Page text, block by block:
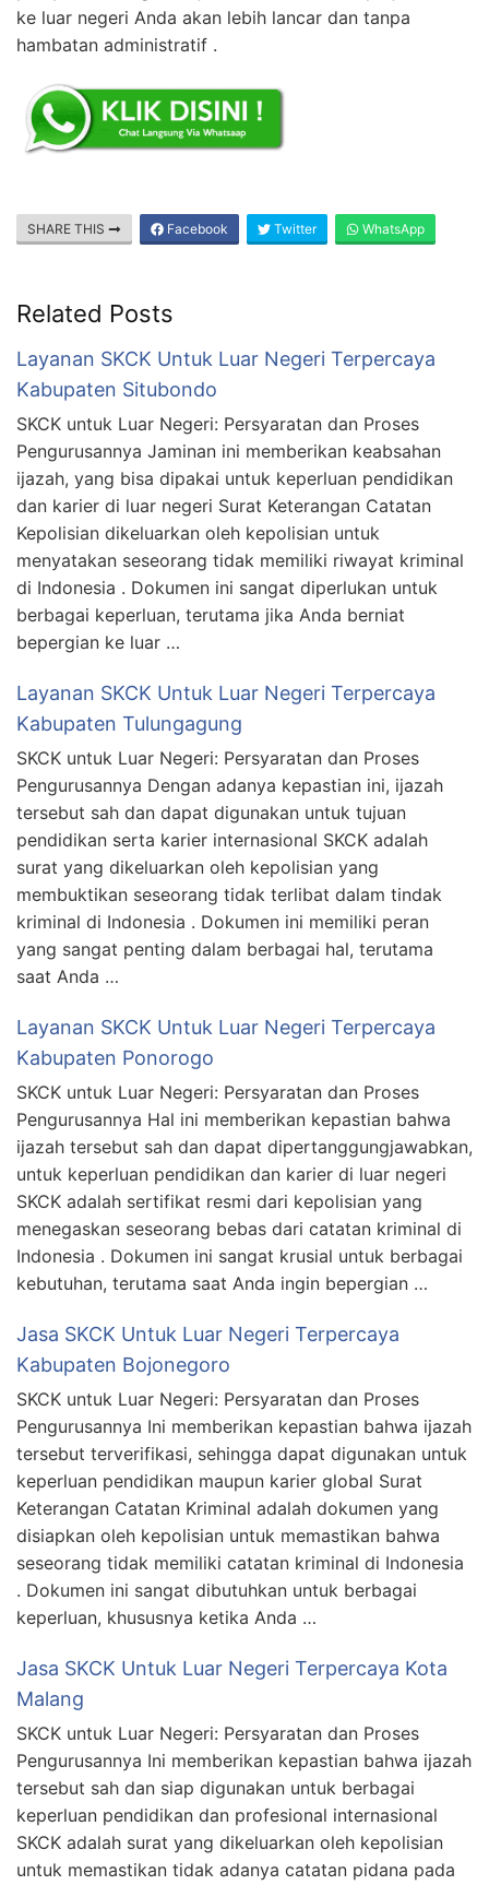
ke luar negeri Anda akan lebih lancar dan tanpa
hambatan administratif .
SHARE THIS Facebook Twitter WhatsApp
Related Posts
Layanan SKCK Untuk Luar Negeri Terpercaya
Kabupaten Situbondo
SKCK untuk Luar Negeri: Persyaratan dan Proses
Pengurusannya Jaminan ini memberikan keabsahan
ijazah, yang bisa dipakai untuk keperluan pendidikan
dan karier di luar negeri Surat Keterangan Catatan
Kepolisian dikeluarkan oleh kepolisian untuk
menyatakan seseorang tidak memiliki riwayat kriminal
di Indonesia . Dokumen ini sangat diperlukan untuk
berbagai keperluan, terutama jika Anda berniat
bepergian ke luar …
Layanan SKCK Untuk Luar Negeri Terpercaya
Kabupaten Tulungagung
SKCK untuk Luar Negeri: Persyaratan dan Proses
Pengurusannya Dengan adanya kepastian ini, ijazah
tersebut sah dan dapat digunakan untuk tujuan
pendidikan serta karier internasional SKCK adalah
surat yang dikeluarkan oleh kepolisian yang
membuktikan seseorang tidak terlibat dalam tindak
kriminal di Indonesia . Dokumen ini memiliki peran
yang sangat penting dalam berbagai hal, terutama
saat Anda …
Layanan SKCK Untuk Luar Negeri Terpercaya
Kabupaten Ponorogo
SKCK untuk Luar Negeri: Persyaratan dan Proses
Pengurusannya Hal ini memberikan kepastian bahwa
ijazah tersebut sah dan dapat dipertanggungjawabkan,
untuk keperluan pendidikan dan karier di luar negeri
SKCK adalah sertifikat resmi dari kepolisian yang
menegaskan seseorang bebas dari catatan kriminal di
Indonesia . Dokumen ini sangat krusial untuk berbagai
kebutuhan, terutama saat Anda ingin bepergian …
Jasa SKCK Untuk Luar Negeri Terpercaya
Kabupaten Bojonegoro
SKCK untuk Luar Negeri: Persyaratan dan Proses
Pengurusannya Ini memberikan kepastian bahwa ijazah
tersebut terverifikasi, sehingga dapat digunakan untuk
keperluan pendidikan maupun karier global Surat
Keterangan Catatan Kriminal adalah dokumen yang
disiapkan oleh kepolisian untuk memastikan bahwa
seseorang tidak memiliki catatan kriminal di Indonesia
. Dokumen ini sangat dibutuhkan untuk berbagai
keperluan, khususnya ketika Anda …
Jasa SKCK Untuk Luar Negeri Terpercaya Kota
Malang
SKCK untuk Luar Negeri: Persyaratan dan Proses
Pengurusannya Ini memberikan kepastian bahwa ijazah
tersebut sah dan siap digunakan untuk berbagai
keperluan pendidikan dan profesional internasional
SKCK adalah surat yang dikeluarkan oleh kepolisian
untuk memastikan tidak adanya catatan pidana pada